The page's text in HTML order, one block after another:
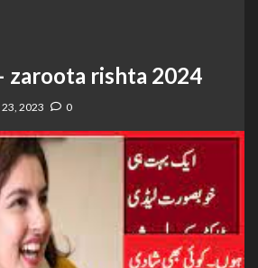
zaroota rishta 2024
2023 0